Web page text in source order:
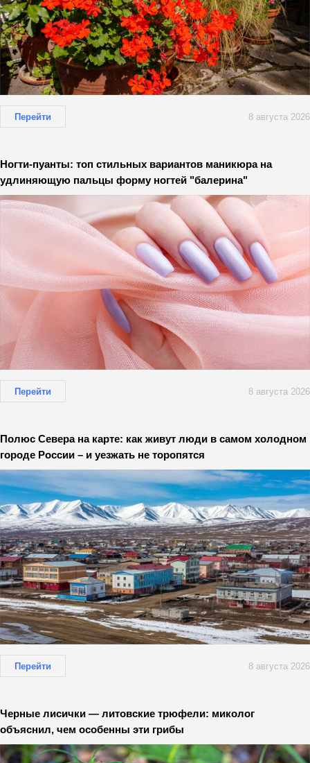
Перейти 8 августа 2026
Ногти-пуанты: топ стильных вариантов маникюра на
удлиняющую пальцы форму ногтей "балерина"
Перейти 8 августа 2026
Полюс Севера на карте: как живут люди в самом холодном
городе России – и уезжать не торопятся
Перейти 8 августа 2026
Черные лисички — литовские трюфели: миколог
объяснил, чем особенны эти грибы